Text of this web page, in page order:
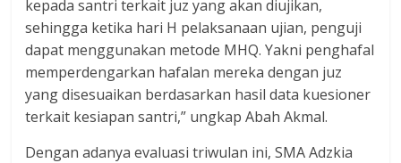
kepada santri terkait juz yang akan diujikan,
sehingga ketika hari H pelaksanaan ujian, penguji
dapat menggunakan metode MHQ. Yakni penghafal
memperdengarkan hafalan mereka dengan juz
yang disesuaikan berdasarkan hasil data kuesioner
terkait kesiapan santri,” ungkap Abah Akmal.
Dengan adanya evaluasi triwulan ini, SMA Adzkia